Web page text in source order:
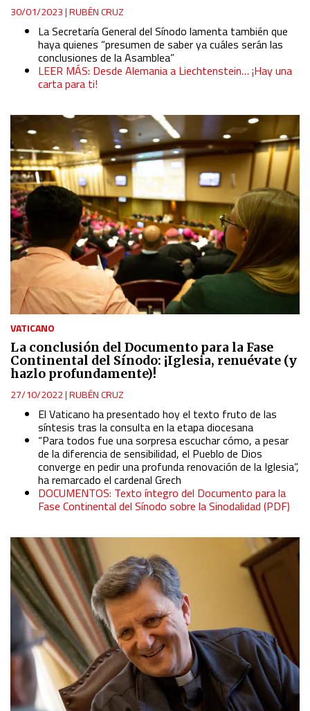
30/01/2023|RUBÉN CRUZ
La Secretaría General del Sínodo lamenta también que
haya quienes “presumen de saber ya cuáles serán las
conclusiones de la Asamblea”
LEER MÁS: Desde Alemania a Liechtenstein… ¡Hay una
carta para ti!
VATICANO
La conclusión del Documento para la Fase
Continental del Sínodo: ¡Iglesia, renuévate (y
hazlo profundamente)!
27/10/2022|RUBÉN CRUZ
El Vaticano ha presentado hoy el texto fruto de las
síntesis tras la consulta en la etapa diocesana
“Para todos fue una sorpresa escuchar cómo, a pesar
de la diferencia de sensibilidad, el Pueblo de Dios
converge en pedir una profunda renovación de la Iglesia”,
ha remarcado el cardenal Grech
DOCUMENTOS: Texto íntegro del Documento para la
Fase Continental del Sínodo sobre la Sinodalidad (PDF)